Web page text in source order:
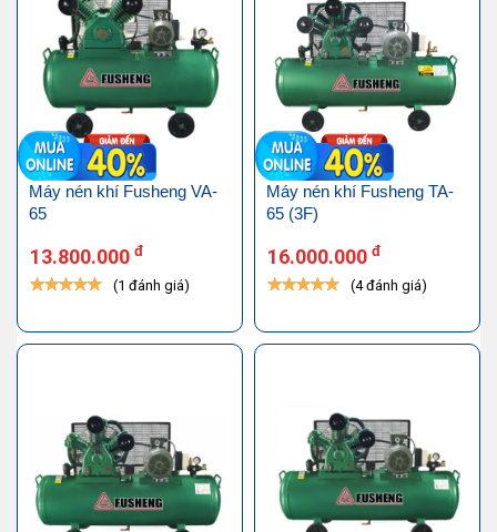
Máy nén khí Fusheng VA-
65
13.800.000 đ
(1 đánh giá)
Máy nén khí Fusheng TA-
65 (3F)
16.000.000 đ
(4 đánh giá)